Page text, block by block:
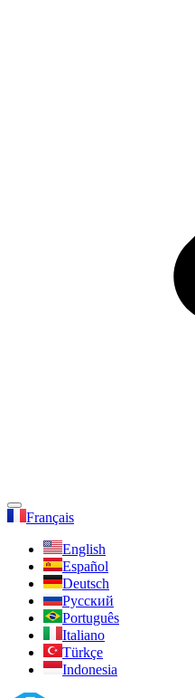
Français
English
Español
Deutsch
Русский
Português
Italiano
Türkçe
Indonesia